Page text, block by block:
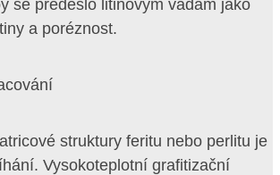
se předešlo litinovým vadám jako
a poréznost.
struktury feritu nebo perlitu je
Vysokoteplotní grafitizační